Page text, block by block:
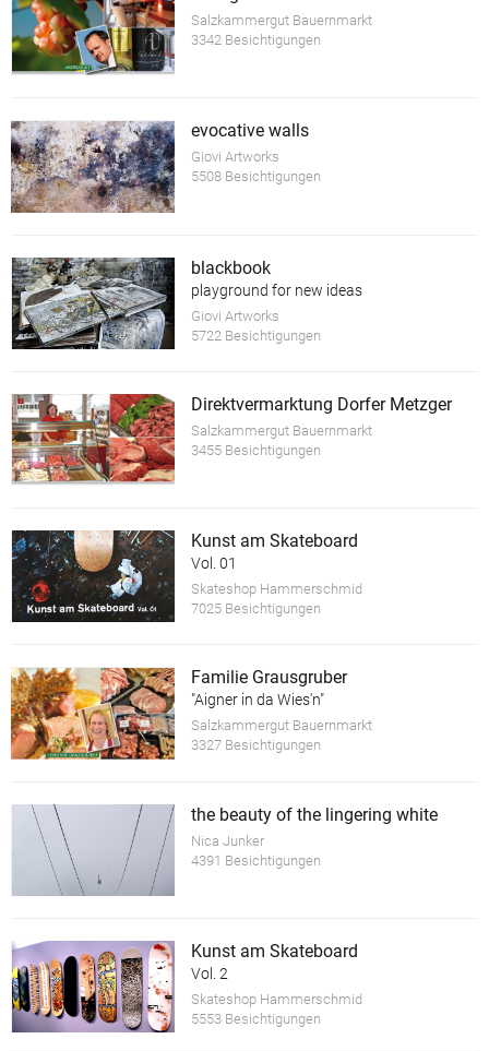
Salzkammergut Bauernmarkt
3342 Besichtigungen
evocative walls
Giovi Artworks
5508 Besichtigungen
blackbook
playground for new ideas
Giovi Artworks
5722 Besichtigungen
Direktvermarktung Dorfer Metzger
Salzkammergut Bauernmarkt
3455 Besichtigungen
Kunst am Skateboard
Vol. 01
Skateshop Hammerschmid
7025 Besichtigungen
Familie Grausgruber
"Aigner in da Wies'n"
Salzkammergut Bauernmarkt
3327 Besichtigungen
the beauty of the lingering white
Nica Junker
4391 Besichtigungen
Kunst am Skateboard
Vol. 2
Skateshop Hammerschmid
5553 Besichtigungen